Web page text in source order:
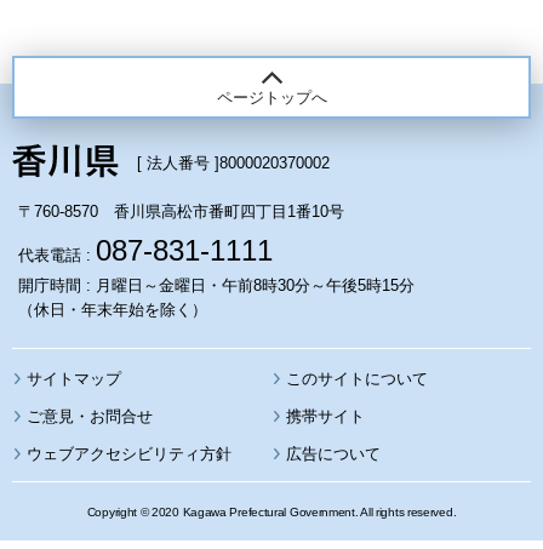
ページトップへ
[ 法人番号 ]8000020370002
〒760-8570 香川県高松市番町四丁目1番10号
代表電話 : 087-831-1111
開庁時間 : 月曜日～金曜日・午前8時30分～午後5時15分
（休日・年末年始を除く）
サイトマップ このサイトについて
携帯サイト
ウェブアクセシビリティ方針 広告について
Copyright © 2020 Kagawa Prefectural Government. All rights reserved.